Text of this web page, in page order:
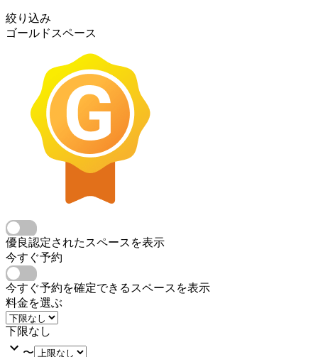
絞り込み
ゴールドスペース
優良認定されたスペースを表示
今すぐ予約
今すぐ予約を確定できるスペースを表示
料金を選ぶ
下限なし
〜